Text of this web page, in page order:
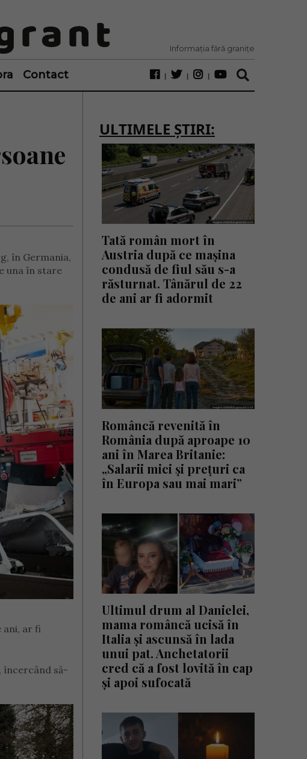
Informația fără granițe
Contact
în Germania,
una în stare
ani, ar fi
încercând să-
ULTIMELE ȘTIRI:
Tată român mort în
Austria după ce mașina
condusă de fiul său s-a
răsturnat. Tânărul de 22
de ani ar fi adormit
Româncă revenită în
România după aproape 10
ani în Marea Britanie:
„Salarii mici și prețuri ca
în Europa sau mai mari”
Ultimul drum al Danielei,
mama româncă ucisă în
Italia și ascunsă în lada
unui pat. Anchetatorii
cred că a fost lovită în cap
și apoi sufocată